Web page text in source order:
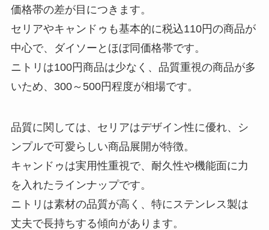
価格帯の差が目につきます。
セリアやキャンドゥも基本的に税込110円の商品が
中心で、ダイソーとほぼ同価格帯です。
ニトリは100円商品は少なく、品質重視の商品が多
いため、300～500円程度が相場です。
品質に関しては、セリアはデザイン性に優れ、シ
ンプルで可愛らしい商品展開が特徴。
キャンドゥは実用性重視で、耐久性や機能面に力
を入れたラインナップです。
ニトリは素材の品質が高く、特にステンレス製は
丈夫で長持ちする傾向があります。